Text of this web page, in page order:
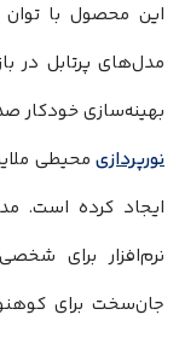
بهینه‌سازی خودکار
نورپردازی محیطی
نرم‌افزار برای
جان‌سخت برای